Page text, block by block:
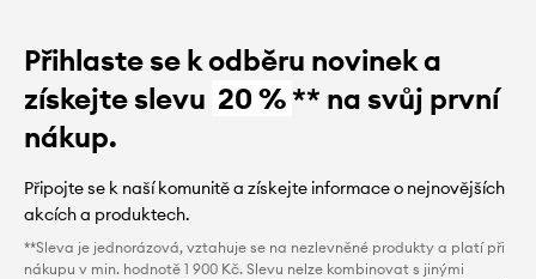
Přihlaste se k odběru novinek a
získejte slevu 20 %** na svůj první
nákup.
Připojte se k naší komunitě a získejte informace o nejnovějších
akcích a produktech.
**Sleva je jednorázová, vztahuje se na nezlevněné produkty a platí při
nákupu v min. hodnotě 1 900 Kč. Slevu nelze kombinovat s jinými